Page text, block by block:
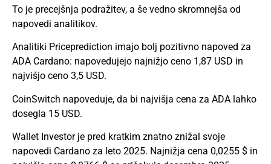
To je precejšnja podražitev, a še vedno skromnejša od
napovedi analitikov.
Analitiki Priceprediction imajo bolj pozitivno napoved za
ADA Cardano: napovedujejo najnižjo ceno 1,87 USD in
najvišjo ceno 3,5 USD.
CoinSwitch napoveduje, da bi najvišja cena za ADA lahko
dosegla 15 USD.
Wallet Investor je pred kratkim znatno znižal svoje
napovedi Cardano za leto 2025. Najnižja cena 0,0255 $ in